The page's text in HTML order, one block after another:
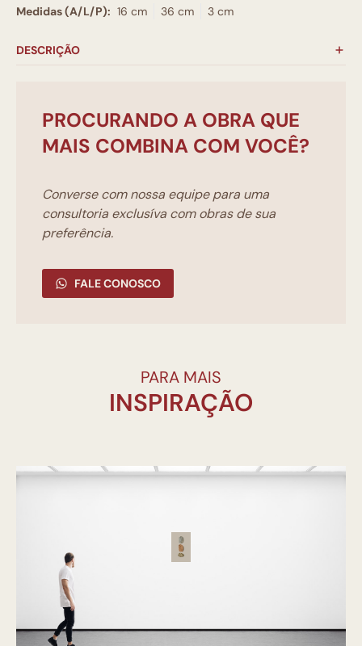
Medidas (A/L/P): 16 cm 36 cm 3 cm
DESCRIÇÃO
PROCURANDO A OBRA QUE
MAIS COMBINA COM VOCÊ?
Converse com nossa equipe para uma
consultoria exclusíva com obras de sua
preferência.
FALE CONOSCO
PARA MAIS
INSPIRAÇÃO